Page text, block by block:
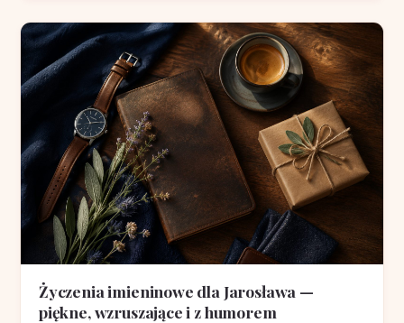
Życzenia imieninowe dla Jarosława —
piękne, wzruszające i z humorem